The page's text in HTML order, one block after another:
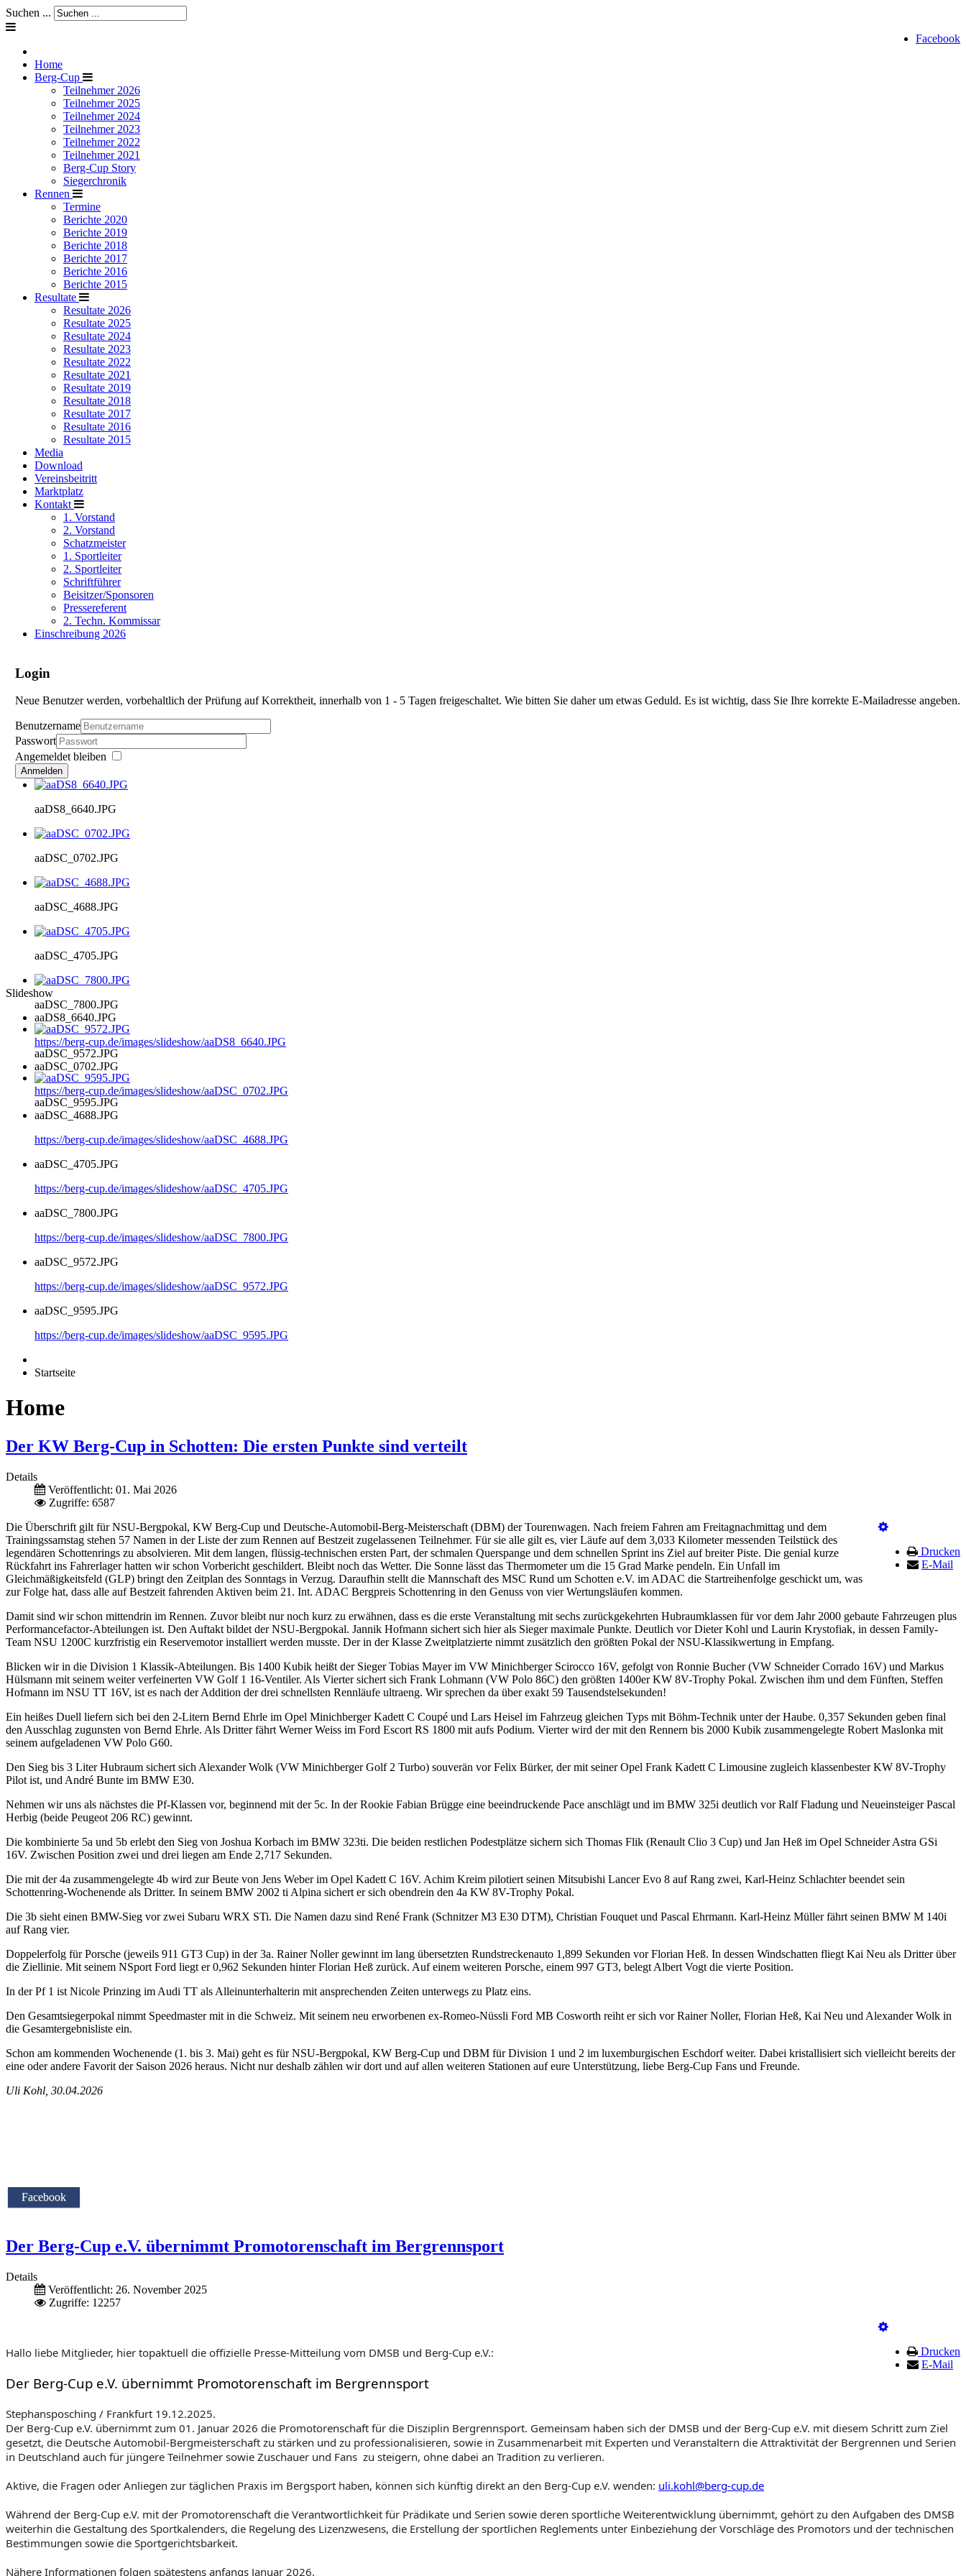
Suchen ...
Facebook
Home
Berg-Cup
Teilnehmer 2026
Teilnehmer 2025
Teilnehmer 2024
Teilnehmer 2023
Teilnehmer 2022
Teilnehmer 2021
Berg-Cup Story
Siegerchronik
Rennen
Termine
Berichte 2020
Berichte 2019
Berichte 2018
Berichte 2017
Berichte 2016
Berichte 2015
Resultate
Resultate 2026
Resultate 2025
Resultate 2024
Resultate 2023
Resultate 2022
Resultate 2021
Resultate 2019
Resultate 2018
Resultate 2017
Resultate 2016
Resultate 2015
Media
Download
Vereinsbeitritt
Marktplatz
Kontakt
1. Vorstand
2. Vorstand
Schatzmeister
1. Sportleiter
2. Sportleiter
Schriftführer
Beisitzer/Sponsoren
Pressereferent
2. Techn. Kommissar
Einschreibung 2026
Login
Neue Benutzer werden, vorbehaltlich der Prüfung auf Korrektheit, innerhalb von 1 - 5 Tagen freigeschaltet. Wie bitten Sie daher um etwas Geduld. Es ist wichtig, dass Sie Ihre korrekte E-Mailadresse angeben.
Benutzername
Passwort
Angemeldet bleiben
Anmelden
aaDS8_6640.JPG
aaDSC_0702.JPG
aaDSC_4688.JPG
aaDSC_4705.JPG
aaDSC_7800.JPG
aaDSC_9572.JPG
aaDSC_9595.JPG
Slideshow
aaDS8_6640.JPG
https://berg-cup.de/images/slideshow/aaDS8_6640.JPG
aaDSC_0702.JPG
https://berg-cup.de/images/slideshow/aaDSC_0702.JPG
aaDSC_4688.JPG
https://berg-cup.de/images/slideshow/aaDSC_4688.JPG
aaDSC_4705.JPG
https://berg-cup.de/images/slideshow/aaDSC_4705.JPG
aaDSC_7800.JPG
https://berg-cup.de/images/slideshow/aaDSC_7800.JPG
aaDSC_9572.JPG
https://berg-cup.de/images/slideshow/aaDSC_9572.JPG
aaDSC_9595.JPG
https://berg-cup.de/images/slideshow/aaDSC_9595.JPG
Startseite
Home
Der KW Berg-Cup in Schotten: Die ersten Punkte sind verteilt
Details
Veröffentlicht: 01. Mai 2026
Zugriffe: 6587
Drucken
E-Mail
Die Überschrift gilt für NSU-Bergpokal, KW Berg-Cup und Deutsche-Automobil-Berg-Meisterschaft (DBM) der Tourenwagen. Nach freiem Fahren am Freitagnachmittag und dem
Trainingssamstag stehen 57 Namen in der Liste der zum Rennen auf Bestzeit zugelassenen Teilnehmer. Für sie alle gilt es, vier Läufe auf dem 3,033 Kilometer messenden Teilstück des
legendären Schottenrings zu absolvieren. Mit dem langen, flüssig-technischen ersten Part, der schmalen Querspange und dem schnellen Sprint ins Ziel auf breiter Piste. Die genial kurze
Rückfahrt ins Fahrerlager hatten wir schon Vorbericht geschildert. Bleibt noch das Wetter. Die Sonne lässt das Thermometer um die 15 Grad Marke pendeln. Ein Unfall im
Gleichmäßigkeitsfeld (GLP) bringt den Zeitplan des Sonntags in Verzug. Daraufhin stellt die Mannschaft des MSC Rund um Schotten e.V. im ADAC die Startreihenfolge geschickt um, was
zur Folge hat, dass alle auf Bestzeit fahrenden Aktiven beim 21. Int. ADAC Bergpreis Schottenring in den Genuss von vier Wertungsläufen kommen.
Damit sind wir schon mittendrin im Rennen. Zuvor bleibt nur noch kurz zu erwähnen, dass es die erste Veranstaltung mit sechs zurückgekehrten Hubraumklassen für vor dem Jahr 2000 gebaute Fahrzeugen plus
Performancefactor-Abteilungen ist. Den Auftakt bildet der NSU-Bergpokal. Jannik Hofmann sichert sich hier als Sieger maximale Punkte. Deutlich vor Dieter Kohl und Laurin Krystofiak, in dessen Family-
Team NSU 1200C kurzfristig ein Reservemotor installiert werden musste. Der in der Klasse Zweitplatzierte nimmt zusätzlich den größten Pokal der NSU-Klassikwertung in Empfang.
Blicken wir in die Division 1 Klassik-Abteilungen. Bis 1400 Kubik heißt der Sieger Tobias Mayer im VW Minichberger Scirocco 16V, gefolgt von Ronnie Bucher (VW Schneider Corrado 16V) und Markus
Hülsmann mit seinem weiter verfeinerten VW Golf 1 16-Ventiler. Als Vierter sichert sich Frank Lohmann (VW Polo 86C) den größten 1400er KW 8V-Trophy Pokal. Zwischen ihm und dem Fünften, Steffen
Hofmann im NSU TT 16V, ist es nach der Addition der drei schnellsten Rennläufe ultraeng. Wir sprechen da über exakt 59 Tausendstelsekunden!
Ein heißes Duell liefern sich bei den 2-Litern Bernd Ehrle im Opel Minichberger Kadett C Coupé und Lars Heisel im Fahrzeug gleichen Typs mit Böhm-Technik unter der Haube. 0,357 Sekunden geben final
den Ausschlag zugunsten von Bernd Ehrle. Als Dritter fährt Werner Weiss im Ford Escort RS 1800 mit aufs Podium. Vierter wird der mit den Rennern bis 2000 Kubik zusammengelegte Robert Maslonka mit
seinem aufgeladenen VW Polo G60.
Den Sieg bis 3 Liter Hubraum sichert sich Alexander Wolk (VW Minichberger Golf 2 Turbo) souverän vor Felix Bürker, der mit seiner Opel Frank Kadett C Limousine zugleich klassenbester KW 8V-Trophy
Pilot ist, und André Bunte im BMW E30.
Nehmen wir uns als nächstes die Pf-Klassen vor, beginnend mit der 5c. In der Rookie Fabian Brügge eine beeindruckende Pace anschlägt und im BMW 325i deutlich vor Ralf Fladung und Neueinsteiger Pascal
Herbig (beide Peugeot 206 RC) gewinnt.
Die kombinierte 5a und 5b erlebt den Sieg von Joshua Korbach im BMW 323ti. Die beiden restlichen Podestplätze sichern sich Thomas Flik (Renault Clio 3 Cup) und Jan Heß im Opel Schneider Astra GSi
16V. Zwischen Position zwei und drei liegen am Ende 2,717 Sekunden.
Die mit der 4a zusammengelegte 4b wird zur Beute von Jens Weber im Opel Kadett C 16V. Achim Kreim pilotiert seinen Mitsubishi Lancer Evo 8 auf Rang zwei, Karl-Heinz Schlachter beendet sein
Schottenring-Wochenende als Dritter. In seinem BMW 2002 ti Alpina sichert er sich obendrein den 4a KW 8V-Trophy Pokal.
Die 3b sieht einen BMW-Sieg vor zwei Subaru WRX STi. Die Namen dazu sind René Frank (Schnitzer M3 E30 DTM), Christian Fouquet und Pascal Ehrmann. Karl-Heinz Müller fährt seinen BMW M 140i
auf Rang vier.
Doppelerfolg für Porsche (jeweils 911 GT3 Cup) in der 3a. Rainer Noller gewinnt im lang übersetzten Rundstreckenauto 1,899 Sekunden vor Florian Heß. In dessen Windschatten fliegt Kai Neu als Dritter über
die Ziellinie. Mit seinem NSport Ford liegt er 0,962 Sekunden hinter Florian Heß zurück. Auf einem weiteren Porsche, einem 997 GT3, belegt Albert Vogt die vierte Position.
In der Pf 1 ist Nicole Prinzing im Audi TT als Alleinunterhalterin mit ansprechenden Zeiten unterwegs zu Platz eins.
Den Gesamtsiegerpokal nimmt Speedmaster mit in die Schweiz. Mit seinem neu erworbenen ex-Romeo-Nüssli Ford MB Cosworth reiht er sich vor Rainer Noller, Florian Heß, Kai Neu und Alexander Wolk in
die Gesamtergebnisliste ein.
Schon am kommenden Wochenende (1. bis 3. Mai) geht es für NSU-Bergpokal, KW Berg-Cup und DBM für Division 1 und 2 im luxemburgischen Eschdorf weiter. Dabei kristallisiert sich vielleicht bereits der
eine oder andere Favorit der Saison 2026 heraus. Nicht nur deshalb zählen wir dort und auf allen weiteren Stationen auf eure Unterstützung, liebe Berg-Cup Fans und Freunde.
Uli Kohl, 30.04.2026
Facebook
Der Berg-Cup e.V. übernimmt Promotorenschaft im Bergrennsport
Details
Veröffentlicht: 26. November 2025
Zugriffe: 12257
Drucken
E-Mail
Hallo liebe Mitglieder, hier topaktuell die offizielle Presse-Mitteilung vom DMSB und Berg-Cup e.V.:
Der Berg-Cup e.V. übernimmt Promotorenschaft im Bergrennsport
Stephansposching / Frankfurt 19.12.2025.
Der Berg-Cup e.V. übernimmt zum 01. Januar 2026 die Promotorenschaft für die Disziplin Bergrennsport. Gemeinsam haben sich der DMSB und der Berg-Cup e.V. mit diesem Schritt zum Ziel
gesetzt, die Deutsche Automobil-Bergmeisterschaft zu stärken und zu professionalisieren, sowie in Zusammenarbeit mit Experten und Veranstaltern die Attraktivität der Bergrennen und Serien
in Deutschland auch für jüngere Teilnehmer sowie Zuschauer und Fans zu steigern, ohne dabei an Tradition zu verlieren.
Aktive, die Fragen oder Anliegen zur täglichen Praxis im Bergsport haben, können sich künftig direkt an den Berg-Cup e.V. wenden: uli.kohl@berg-cup.de
Während der Berg-Cup e.V. mit der Promotorenschaft die Verantwortlichkeit für Prädikate und Serien sowie deren sportliche Weiterentwicklung übernimmt, gehört zu den Aufgaben des DMSB
weiterhin die Gestaltung des Sportkalenders, die Regelung des Lizenzwesens, die Erstellung der sportlichen Reglements unter Einbeziehung der Vorschläge des Promotors und der technischen
Bestimmungen sowie die Sportgerichtsbarkeit.
Nähere Informationen folgen spätestens anfangs Januar 2026.